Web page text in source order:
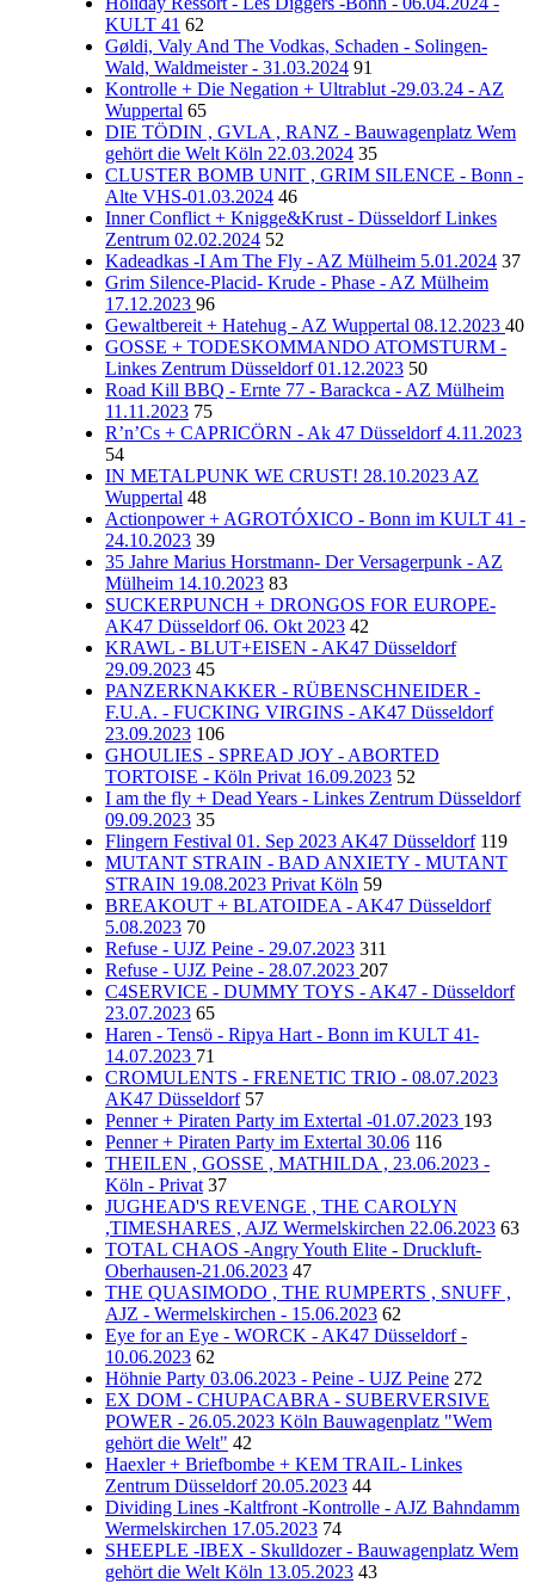
KULT 41 62
Gøldi, Valy And The Vodkas, Schaden - Solingen-
Wald, Waldmeister - 31.03.2024 91
Kontrolle + Die Negation + Ultrablut -29.03.24 - AZ
Wuppertal 65
DIE TÖDIN , GVLA , RANZ - Bauwagenplatz Wem
gehört die Welt Köln 22.03.2024 35
CLUSTER BOMB UNIT , GRIM SILENCE - Bonn -
Alte VHS-01.03.2024 46
Inner Conflict + Knigge&Krust - Düsseldorf Linkes
Zentrum 02.02.2024 52
Kadeadkas -I Am The Fly - AZ Mülheim 5.01.2024 37
Grim Silence-Placid- Krude - Phase - AZ Mülheim
17.12.2023 96
Gewaltbereit + Hatehug - AZ Wuppertal 08.12.2023 40
GOSSE + TODESKOMMANDO ATOMSTURM -
Linkes Zentrum Düsseldorf 01.12.2023 50
Road Kill BBQ - Ernte 77 - Barackca - AZ Mülheim
11.11.2023 75
R’n’Cs + CAPRICÖRN - Ak 47 Düsseldorf 4.11.2023
54
IN METALPUNK WE CRUST! 28.10.2023 AZ
Wuppertal 48
Actionpower + AGROTÓXICO - Bonn im KULT 41 -
24.10.2023 39
35 Jahre Marius Horstmann- Der Versagerpunk - AZ
Mülheim 14.10.2023 83
SUCKERPUNCH + DRONGOS FOR EUROPE-
AK47 Düsseldorf 06. Okt 2023 42
KRAWL - BLUT+EISEN - AK47 Düsseldorf
29.09.2023 45
PANZERKNAKKER - RÜBENSCHNEIDER -
F.U.A. - FUCKING VIRGINS - AK47 Düsseldorf
23.09.2023 106
GHOULIES - SPREAD JOY - ABORTED
TORTOISE - Köln Privat 16.09.2023 52
I am the fly + Dead Years - Linkes Zentrum Düsseldorf
09.09.2023 35
Flingern Festival 01. Sep 2023 AK47 Düsseldorf 119
MUTANT STRAIN - BAD ANXIETY - MUTANT
STRAIN 19.08.2023 Privat Köln 59
BREAKOUT + BLATOIDEA - AK47 Düsseldorf
5.08.2023 70
Refuse - UJZ Peine - 29.07.2023 311
Refuse - UJZ Peine - 28.07.2023 207
C4SERVICE - DUMMY TOYS - AK47 - Düsseldorf
23.07.2023 65
Haren - Tensö - Ripya Hart - Bonn im KULT 41-
14.07.2023 71
CROMULENTS - FRENETIC TRIO - 08.07.2023
AK47 Düsseldorf 57
Penner + Piraten Party im Extertal -01.07.2023 193
Penner + Piraten Party im Extertal 30.06 116
THEILEN , GOSSE , MATHILDA , 23.06.2023 -
Köln - Privat 37
JUGHEAD'S REVENGE , THE CAROLYN
,TIMESHARES , AJZ Wermelskirchen 22.06.2023 63
TOTAL CHAOS -Angry Youth Elite - Druckluft-
Oberhausen-21.06.2023 47
THE QUASIMODO , THE RUMPERTS , SNUFF ,
AJZ - Wermelskirchen - 15.06.2023 62
Eye for an Eye - WORCK - AK47 Düsseldorf -
10.06.2023 62
Höhnie Party 03.06.2023 - Peine - UJZ Peine 272
EX DOM - CHUPACABRA - SUBERVERSIVE
POWER - 26.05.2023 Köln Bauwagenplatz "Wem
gehört die Welt" 42
Haexler + Briefbombe + KEM TRAIL- Linkes
Zentrum Düsseldorf 20.05.2023 44
Dividing Lines -Kaltfront -Kontrolle - AJZ Bahndamm
Wermelskirchen 17.05.2023 74
SHEEPLE -IBEX - Skulldozer - Bauwagenplatz Wem
gehört die Welt Köln 13.05.2023 43